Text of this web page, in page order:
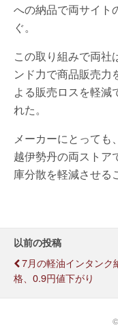
への納品で両サイト
ぐ。
この取り組みで両社
ンド力で商品販売力
よる販売ロスを軽
れた。
メーカーにとっても
越伊勢丹の両ストア
庫分散を軽減させる
以前の投稿
7月の軽油インタンク
格、0.9円値下がり